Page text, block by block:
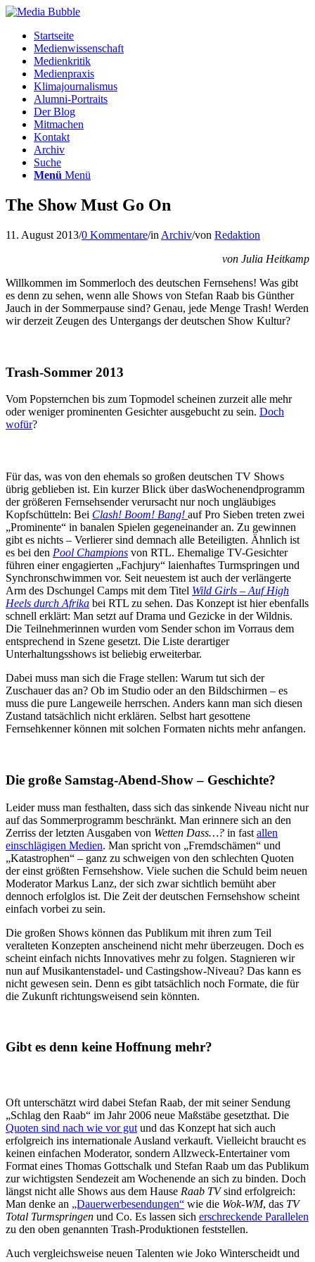
Startseite
Medienwissenschaft
Medienkritik
Medienpraxis
Klimajournalismus
Alumni-Portraits
Der Blog
Mitmachen
Kontakt
Archiv
Suche
Menü Menü
The Show Must Go On
11. August 2013/0 Kommentare/in Archiv/von Redaktion
von Julia Heitkamp
Willkommen im Sommerloch des deutschen Fernsehens! Was gibt
es denn zu sehen, wenn alle Shows von Stefan Raab bis Günther
Jauch in der Sommerpause sind? Genau, jede Menge Trash! Werden
wir derzeit Zeugen des Untergangs der deutschen Show Kultur?
Trash-Sommer 2013
Vom Popsternchen bis zum Topmodel scheinen zurzeit alle mehr
oder weniger prominenten Gesichter ausgebucht zu sein. Doch
wofür?
Für das, was von den ehemals so großen deutschen TV Shows
übrig geblieben ist. Ein kurzer Blick über dasWochenendprogramm
der größeren Fernsehsender verursacht nur noch ungläubiges
Kopfschütteln: Bei Clash! Boom! Bang! auf Pro Sieben treten zwei
„Prominente“ in banalen Spielen gegeneinander an. Zu gewinnen
gibt es nichts – Verlierer sind demnach alle Beteiligten. Ähnlich ist
es bei den Pool Champions von RTL. Ehemalige TV-Gesichter
führen einer engagierten „Fachjury“ laienhaftes Turmspringen und
Synchronschwimmen vor. Seit neuestem ist auch der verlängerte
Arm des Dschungel Camps mit dem Titel Wild Girls – Auf High
Heels durch Afrika bei RTL zu sehen. Das Konzept ist hier ebenfalls
schnell erklärt: Man setzt auf Drama und Gezicke in der Wildnis.
Die Teilnehmerinnen wurden vom Sender schon im Vorraus dem
entsprechend in Szene gesetzt. Die Liste derartiger
Unterhaltungsshows ist beliebig erweiterbar.
Dabei muss man sich die Frage stellen: Warum tut sich der
Zuschauer das an? Ob im Studio oder an den Bildschirmen – es
muss die pure Langeweile herrschen. Anders kann man sich diesen
Zustand tatsächlich nicht erklären. Selbst hart gesottene
Fernsehkenner können mit solchen Formaten nichts mehr anfangen.
Die große Samstag-Abend-Show – Geschichte?
Leider muss man festhalten, dass sich das sinkende Niveau nicht nur
auf das Sommerprogramm beschränkt. Man erinnere sich an den
Zerriss der letzten Ausgaben von Wetten Dass…? in fast allen
einschlägigen Medien. Man spricht von „Fremdschämen“ und
„Katastrophen“ – ganz zu schweigen von den schlechten Quoten
der einst größten Fernsehshow. Viele suchen die Schuld beim neuen
Moderator Markus Lanz, der sich zwar sichtlich bemüht aber
dennoch erfolglos ist. Die Zeit der deutschen Fernsehshow scheint
einfach vorbei zu sein.
Die großen Shows können das Publikum mit ihren zum Teil
veralteten Konzepten anscheinend nicht mehr überzeugen. Doch es
scheint einfach nichts Innovatives mehr zu folgen. Stagnieren wir
nun auf Musikantenstadel- und Castingshow-Niveau? Das kann es
nicht gewesen sein. Denn es gibt tatsächlich noch Formate, die für
die Zukunft richtungsweisend sein könnten.
Gibt es denn keine Hoffnung mehr?
Oft unterschätzt wird dabei Stefan Raab, der mit seiner Sendung
„Schlag den Raab“ im Jahr 2006 neue Maßstäbe gesetzthat. Die
Quoten sind nach wie vor gut und das Konzept hat sich auch
erfolgreich ins internationale Ausland verkauft. Vielleicht braucht es
keinen einfachen Moderator, sondern Allzweck-Entertainer vom
Format eines Thomas Gottschalk und Stefan Raab um das Publikum
zur wichtigsten Sendezeit am Wochenende an sich zu binden. Doch
längst nicht alle Shows aus dem Hause Raab TVsind erfolgreich:
Man denke an „Dauerwerbesendungen“ wie die Wok-WM, das TV
Total Turmspringen und Co. Es lassen sich erschreckende Parallelen
zu den oben genannten Trash-Produktionen feststellen.
Auch vergleichsweise neuen Talenten wie Joko Winterscheidt und